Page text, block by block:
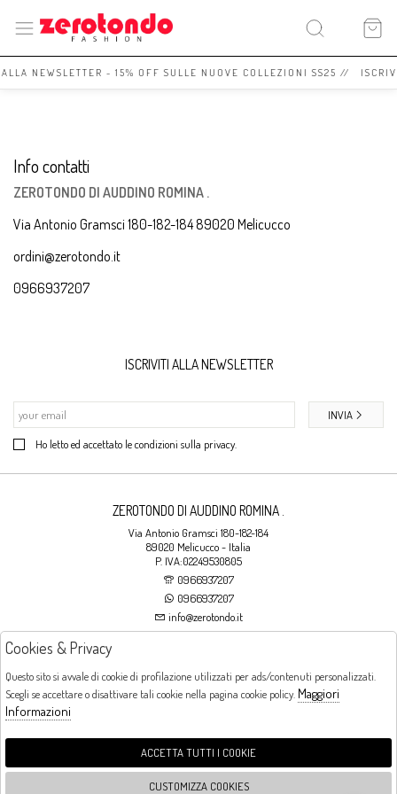
NEWSLETTER - 15% OFF SULLE NUOVE COLLEZIONI SS25 //
Info contatti
ZEROTONDO DI AUDDINO ROMINA .
Via Antonio Gramsci 180-182-184 89020 Melicucco
ordini@zerotondo.it
0966937207
ISCRIVITI ALLA NEWSLETTER
Ho letto ed accettato le condizioni sulla privacy.
INVIA
ZEROTONDO DI AUDDINO ROMINA .
Via Antonio Gramsci 180-182-184
89020 Melicucco - Italia
P. IVA:02249530805
0966937207
0966937207
info@zerotondo.it
Orari di apertura
LUNEDI: CHIUSO LA MATTINA - DALLE 16:00 ALLE 20:00 DAL MARTEDI AL
Cookies & Privacy
Questo sito si avvale di cookie di profilazione utilizzati per ads/contenuti personalizzati.
Scegli se accettare o disattivare tali cookie nella pagina cookie policy. Maggiori
Informazioni
ACCETTA TUTTI I COOKIE
CUSTOMIZZA COOKIES